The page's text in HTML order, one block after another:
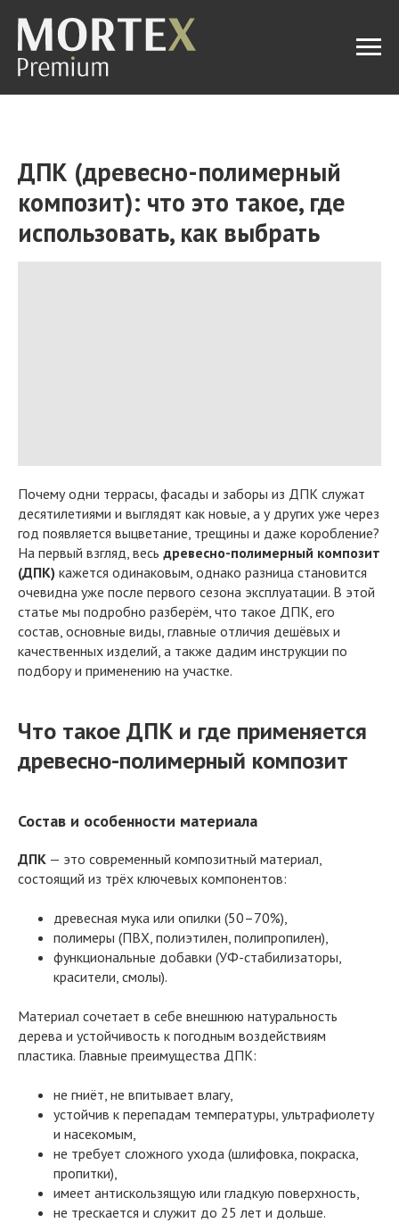
ДПК (древесно-полимерный
композит): что это такое, где
использовать, как выбрать
Почему одни террасы, фасады и заборы из ДПК служат
десятилетиями и выглядят как новые, а у других уже через
год появляется выцветание, трещины и даже коробление?
На первый взгляд, весь древесно-полимерный композит
(ДПК) кажется одинаковым, однако разница становится
очевидна уже после первого сезона эксплуатации. В этой
статье мы подробно разберём, что такое ДПК, его
состав, основные виды, главные отличия дешёвых и
качественных изделий, а также дадим инструкции по
подбору и применению на участке.
Что такое ДПК и где применяется
древесно-полимерный композит
Состав и особенности материала
ДПК — это современный композитный материал,
состоящий из трёх ключевых компонентов:
древесная мука или опилки (50–70%),
полимеры (ПВХ, полиэтилен, полипропилен),
функциональные добавки (УФ-стабилизаторы,
красители, смолы).
Материал сочетает в себе внешнюю натуральность
дерева и устойчивость к погодным воздействиям
пластика. Главные преимущества ДПК:
не гниёт, не впитывает влагу,
устойчив к перепадам температуры, ультрафиолету
и насекомым,
не требует сложного ухода (шлифовка, покраска,
пропитки),
имеет антискользящую или гладкую поверхность,
не трескается и служит до 25 лет и дольше.